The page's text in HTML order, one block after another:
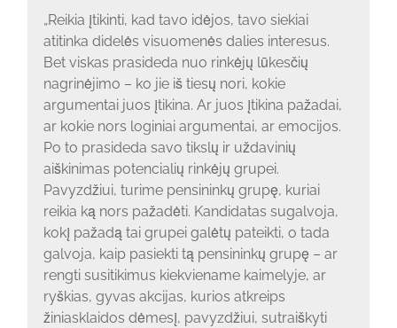
„Reikia įtikinti, kad tavo idėjos, tavo siekiai
atitinka didelės visuomenės dalies interesus.
Bet viskas prasideda nuo rinkėjų lūkesčių
nagrinėjimo – ko jie iš tiesų nori, kokie
argumentai juos įtikina. Ar juos įtikina pažadai,
ar kokie nors loginiai argumentai, ar emocijos.
Po to prasideda savo tikslų ir uždavinių
aiškinimas potencialių rinkėjų grupei.
Pavyzdžiui, turime pensininkų grupę, kuriai
reikia ką nors pažadėti. Kandidatas sugalvoja,
kokį pažadą tai grupei galėtų pateikti, o tada
galvoja, kaip pasiekti tą pensininkų grupę – ar
rengti susitikimus kiekviename kaimelyje, ar
ryškias, gyvas akcijas, kurios atkreips
žiniasklaidos dėmesį, pavyzdžiui, sutraiškyti